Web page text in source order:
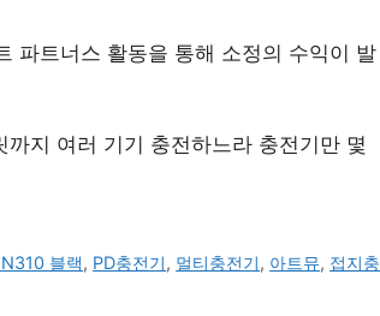
파트너스 활동을 통해 소정의 수익이 발
지 여러 기기 충전하느라 충전기만 몇
블랙, PD충전기, 멀티충전기, 아트뮤, 접지충